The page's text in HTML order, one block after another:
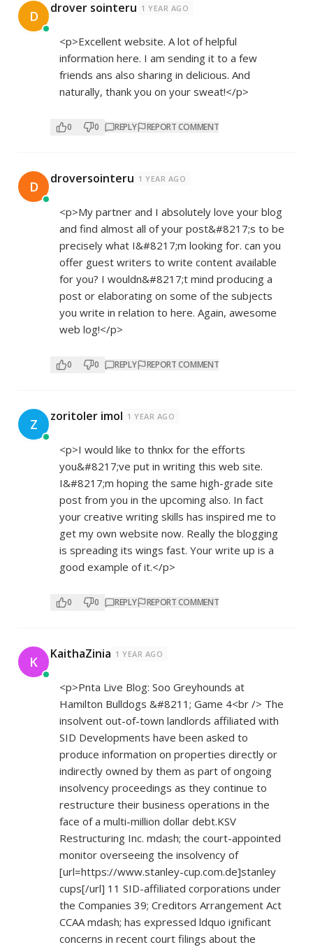
D drover sointeru 1 YEAR AGO
<p>Excellent website. A lot of helpful
information here. I am sending it to a few
friends ans also sharing in delicious. And
naturally, thank you on your sweat!</p>
0 0 REPLY REPORT COMMENT
D droversointeru 1 YEAR AGO
<p>My partner and I absolutely love your blog
and find almost all of your post&#8217;s to be
precisely what I&#8217;m looking for. can you
offer guest writers to write content available
for you? I wouldn&#8217;t mind producing a
post or elaborating on some of the subjects
you write in relation to here. Again, awesome
web log!</p>
0 0 REPLY REPORT COMMENT
Z zoritoler imol 1 YEAR AGO
<p>I would like to thnkx for the efforts
you&#8217;ve put in writing this web site.
I&#8217;m hoping the same high-grade site
post from you in the upcoming also. In fact
your creative writing skills has inspired me to
get my own website now. Really the blogging
is spreading its wings fast. Your write up is a
good example of it.</p>
0 0 REPLY REPORT COMMENT
K KaithaZinia 1 YEAR AGO
<p>Pnta Live Blog: Soo Greyhounds at
Hamilton Bulldogs &#8211; Game 4<br /> The
insolvent out-of-town landlords affiliated with
SID Developments have been asked to
produce information on properties directly or
indirectly owned by them as part of ongoing
insolvency proceedings as they continue to
restructure their business operations in the
face of a multi-million dollar debt.KSV
Restructuring Inc. mdash; the court-appointed
monitor overseeing the insolvency of
[url=https://www.stanley-cup.com.de]stanley
cups[/url] 11 SID-affiliated corporations under
the Companies 39; Creditors Arrangement Act
CCAA mdash; has expressed ldquo ignificant
concerns in recent court filings about the